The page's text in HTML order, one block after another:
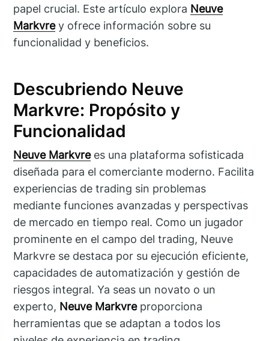
papel crucial. Este artículo explora Neuve
Markvrey ofrece información sobre su
funcionalidad y beneficios.
Descubriendo Neuve
Markvre: Propósito y
Funcionalidad
Neuve Markvrees una plataforma sofisticada
diseñada para el comerciante moderno. Facilita
experiencias de trading sin problemas
mediante funciones avanzadas y perspectivas
de mercado en tiempo real. Como un jugador
prominente en el campo del trading, Neuve
Markvre se destaca por su ejecución eficiente,
capacidades de automatización y gestión de
riesgos integral. Ya seas un novato o un
experto, Neuve Markvreproporciona
herramientas que se adaptan a todos los